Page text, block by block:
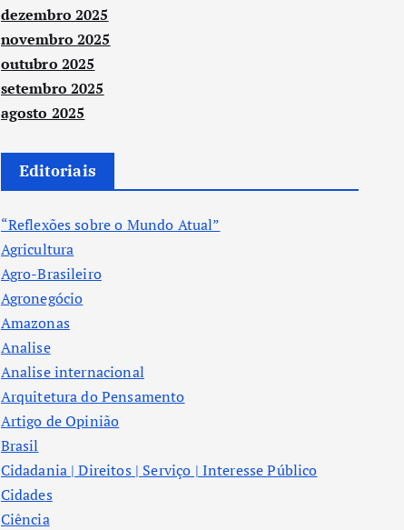
dezembro 2025
novembro 2025
outubro 2025
setembro 2025
agosto 2025
Editoriais
“Reflexões sobre o Mundo Atual”
Agricultura
Agro-Brasileiro
Agronegócio
Amazonas
Analise
Analise internacional
Arquitetura do Pensamento
Artigo de Opinião
Brasil
Cidadania | Direitos | Serviço | Interesse Público
Cidades
Ciência